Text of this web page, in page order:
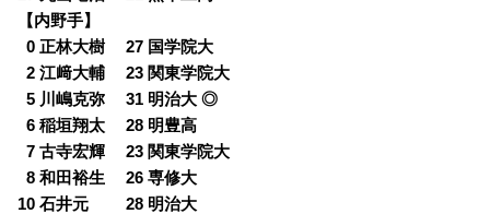
【内野手】
00 正林大樹 27 国学院大
02 江﨑大輔 23 関東学院大
05 川嶋克弥 31 明治大 ◎
06 稲垣翔太 28 明豊高
07 古寺宏輝 23 関東学院大
08 和田裕生 26 専修大
10 石井元 28 明治大